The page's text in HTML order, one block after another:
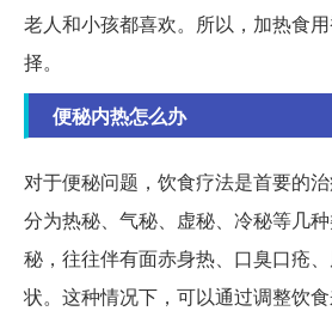
老人和小孩都喜欢。所以，加热食
择。
便秘内热怎么办
对于便秘问题，饮食疗法是首要的
分为热秘、气秘、虚秘、冷秘等几
秘，往往伴有面赤身热、口臭口疮
状。这种情况下，可以通过调整饮